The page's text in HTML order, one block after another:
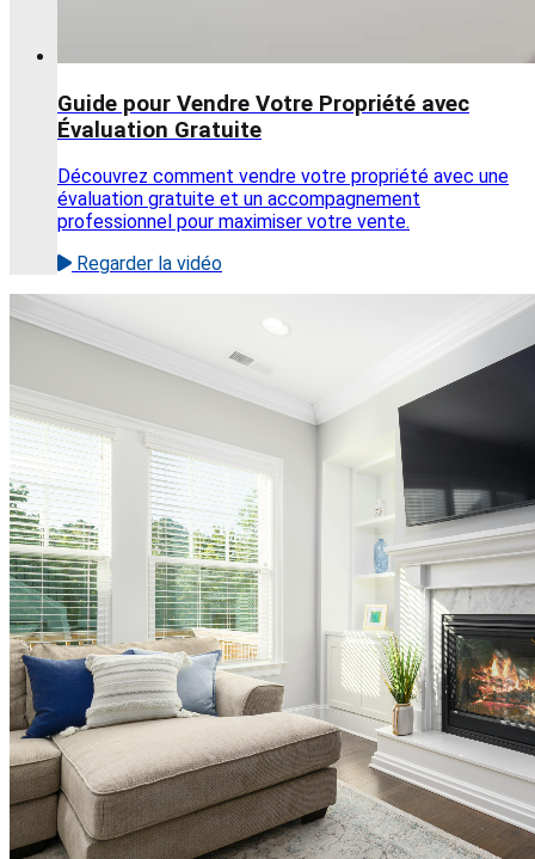
Guide pour Vendre Votre Propriété avec
Évaluation Gratuite
Découvrez comment vendre votre propriété avec une
évaluation gratuite et un accompagnement
professionnel pour maximiser votre vente.
Regarder la vidéo